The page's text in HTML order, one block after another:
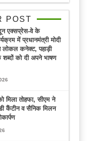
POST
एक्सप्रेस-वे के
में प्रधानमंत्री मोदी
लोकल कनेक्ट, पहाड़ी
शब्दों को दी अपने भाषण
मिला तोहफा, सीएम ने
कैंटीन व सैनिक मिलन